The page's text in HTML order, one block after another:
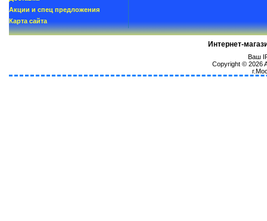
Акции и спец предложения
Карта сайта
Интернет-
Ваш
Copyright © 2026